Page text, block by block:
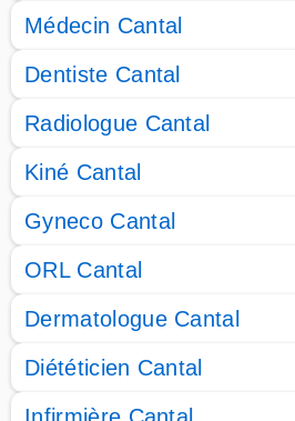
Médecin Cantal
Dentiste Cantal
Radiologue Cantal
Kiné Cantal
Gyneco Cantal
ORL Cantal
Dermatologue Cantal
Diététicien Cantal